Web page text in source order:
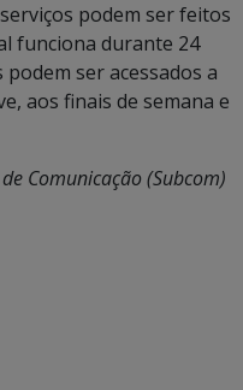
podem ser feitos
funciona durante 24
ser acessados a
aos finais de semana e
Comunicação (Subcom)